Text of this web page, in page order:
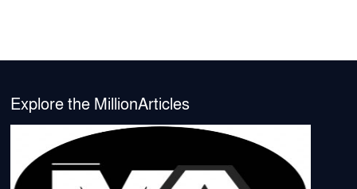
Explore the MillionArticles